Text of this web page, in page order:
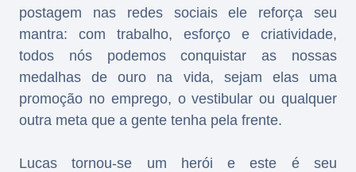
postagem nas redes sociais ele reforça seu
mantra: com trabalho, esforço e criatividade,
todos nós podemos conquistar as nossas
medalhas de ouro na vida, sejam elas uma
promoção no emprego, o vestibular ou qualquer
outra meta que a gente tenha pela frente.
Lucas tornou-se um herói e este é seu